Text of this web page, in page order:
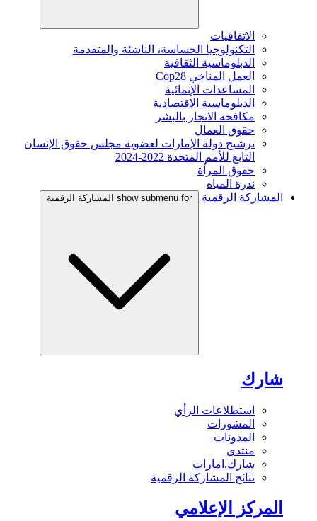
الاتفاقيات
التكنولوجيا الحساسة، الناشئة والمتقدمة
الدبلوماسية الثقافية
العمل المناخي Cop28
المساعدات الإنمائية
الدبلوماسية الاقتصادية
مكافحة الاتجار بالبشر
حقوق العمال
ترشيح دولة الإمارات لعضوية مجلس حقوق الإنسان
التابع للأمم المتحدة 2022-2024
حقوق المرأة
ندرة المياه
المشاركة الرقمية
show submenu for المشاركة الرقمية
شارك
استطلاعات الرأي
المشورات
المدونات
منتدى
شارك.امارات
نتائج المشاركة الرقمية
المركز الإعلامي